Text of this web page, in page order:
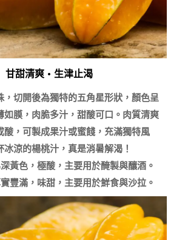
甘甜清爽 • 生津止渴
，切開後為獨特的五角星形狀，顏色呈
如膜，肉脆多汁，甜酸可口。肉質清爽
酸，可製成果汁或蜜餞，充滿獨特風
涼的楊桃汁，真是消暑解渴！
黃色，極酸，主要用於醃製與釀酒。